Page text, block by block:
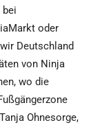
oder
Deutschland
von Ninja
wo die
Ohnesorge,